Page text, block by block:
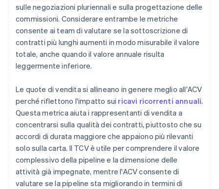
sulle negoziazioni pluriennali e sulla progettazione delle
commissioni. Considerare entrambe le metriche
consente ai team di valutare se la sottoscrizione di
contratti più lunghi aumenti in modo misurabile il valore
totale, anche quando il valore annuale risulta
leggermente inferiore.
Le quote di vendita si allineano in genere meglio all'ACV
perché riflettono l'impatto sui ricavi ricorrenti annuali.
Questa metrica aiuta i rappresentanti di vendita a
concentrarsi sulla qualità dei contratti, piuttosto che su
accordi di durata maggiore che appaiono più rilevanti
solo sulla carta. Il TCV è utile per comprendere il valore
complessivo della pipeline e la dimensione delle
attività già impegnate, mentre l'ACV consente di
valutare se la pipeline sta migliorando in termini di